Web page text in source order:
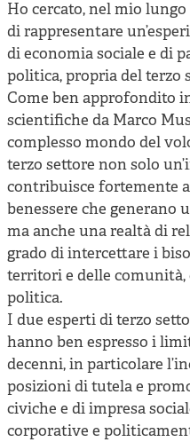
Ho cercato, nel mio
di rappresentare
di economia sociale e di
politica, propria del terzo
Come ben approfondito
scientifiche da Marco
complesso mondo del
terzo settore non solo
contribuisce fortemente
benessere che generano
ma anche una realtà di
grado di intercettare i
territori e delle
politica.
I due esperti di terzo
hanno ben espresso i
decenni, in particolare
posizioni di tutela e
civiche e di impresa
corporative e